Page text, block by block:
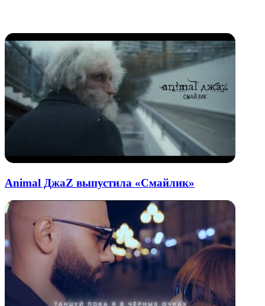
Animal ДжаZ выпустила «Смайлик»